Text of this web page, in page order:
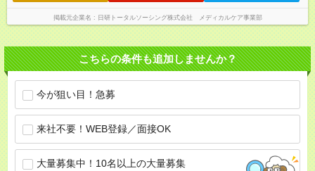
掲載元企業名 日研トータルソーシング株式会社 メディカルケア事業部
こちらの条件も追加しませんか？
今が狙い目！急募
来社不要！WEB登録／面接OK
大量募集中！10名以上の大量募集